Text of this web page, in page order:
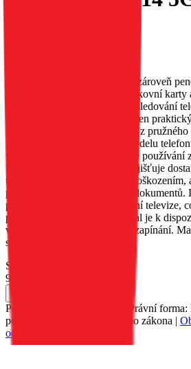
Elegantní obal Fancy Book je zároveň
telefon. Obal má kapsu na bankovní
lze jej složit do podstavce pro sledování
sledování filmů. Obal je vybaven
zapínáním. Vnitřek je vyroben z
přizpůsobí tvaru zvoleného modelu
funkční tlačítka, což usnadňuje používání
kvalitní přírodní kůže, která zajišťuje
telefonu před poškrábáním a
praktické uložení potřebných dokumentů.
polohy podstavce pro sledování televize,
pohodlné sledování filmů. Obal je k
vnitřek obalu je vždy v barvě zapínání.
silikon.
Skladem 429 ks u dodavatele
90 Kč
Petr Matyáš, IČ: 00705331, Právní forma:
podnikající dle živnostenského zákona |
ochrana osobních údajů